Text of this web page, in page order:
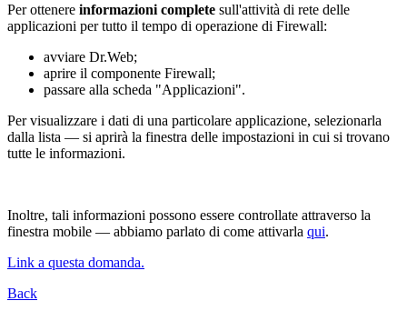
Per ottenere informazioni complete sull'attività di rete delle
applicazioni per tutto il tempo di operazione di Firewall:
avviare Dr.Web;
aprire il componente Firewall;
passare alla scheda "Applicazioni".
Per visualizzare i dati di una particolare applicazione, selezionarla
dalla lista — si aprirà la finestra delle impostazioni in cui si trovano
tutte le informazioni.
Inoltre, tali informazioni possono essere controllate attraverso la
finestra mobile — abbiamo parlato di come attivarla qui.
Link a questa domanda.
Back